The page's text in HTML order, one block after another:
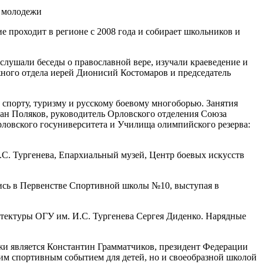
в регионе с 2008 года и собирает школьников и
беседы о православной вере, изучали краеведение и
отдела иерей Дионисий Костомаров и председатель
туризму и русскому боевому многоборью. Занятия
Поляков, руководитель Орловского отделения Союза
госуниверситета и Училища олимпийского резерва:
Тургенева, Епархиальный музей, Центр боевых искусств
в Первенстве Спортивной школы №10, выступая в
ОГУ им. И.С. Тургенева Сергея Диденко. Нарядные
является Константин Грамматчиков, президент Федерации
спортивным событием для детей, но и своеобразной школой